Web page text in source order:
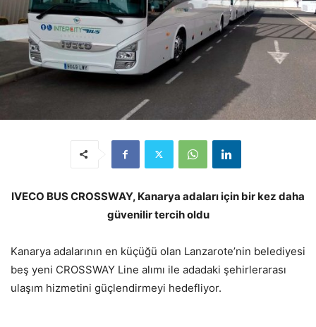
IVECO BUS CROSSWAY, Kanarya adaları için bir kez daha
güvenilir tercih oldu
Kanarya adalarının en küçüğü olan Lanzarote’nin belediyesi
beş yeni CROSSWAY Line alımı ile adadaki şehirlerarası
ulaşım hizmetini güçlendirmeyi hedefliyor.